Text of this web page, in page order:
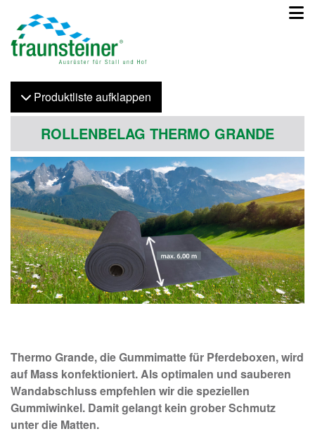
Produktlisteaufklappen
ROLLENBELAG THERMO GRANDE
Thermo Grande, die Gummimatte für Pferdeboxen, wird
auf Mass konfektioniert. Als optimalen und sauberen
Wandabschluss empfehlen wir die speziellen
Gummiwinkel. Damit gelangt kein grober Schmutz
unter die Matten.